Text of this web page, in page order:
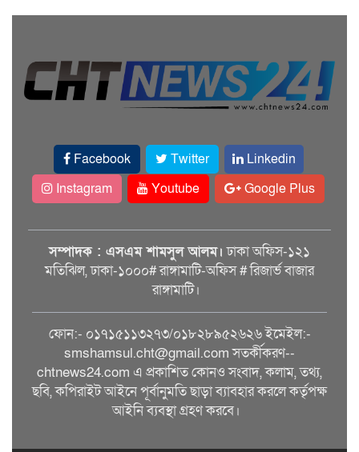
Facebook Twitter
Linkedin
Instagram
Youtube Google Plus
সম্পাদক : এসএম শামসুল আলম। ঢাকা অফিস-১২১
মতিঝিল, ঢাকা-১০০০# রাঙ্গামাটি-অফিস # রিজার্ভ বাজার
রাঙ্গামাটি।
ফোন:- ০১৭১৫১১৩২৭৩/০১৮২৮৯৫২৬২৬ ইমেইল:-
smshamsul.cht@gmail.com সতর্কীকরণ--
chtnews24.com এ প্রকাশিত কোনও সংবাদ, কলাম, তথ্য,
ছবি, কপিরাইট আইনে পূর্বানুমতি ছাড়া ব্যাবহার করলে কর্তৃপক্ষ
আইনি ব্যবস্থা গ্রহণ করবে।